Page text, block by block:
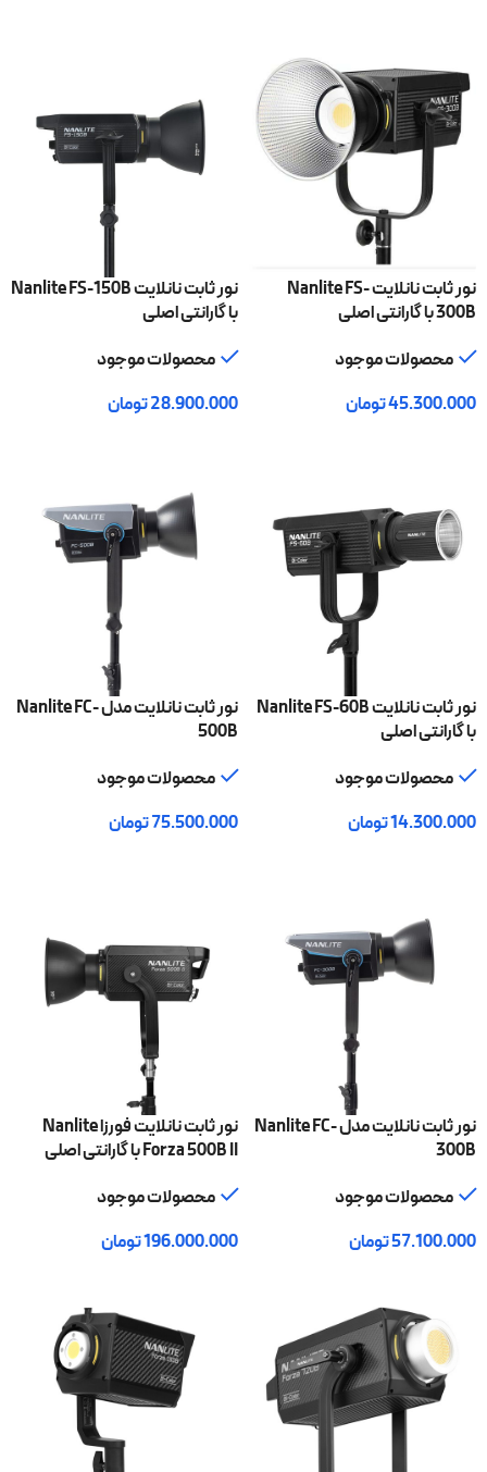
نور ثابت نانلایت Nanlite FS-
300B با گارانتی اصلی
محصولات موجود
45.300.000تومان
نور ثابت نانلایت Nanlite FS-150B
با گارانتی اصلی
محصولات موجود
28.900.000تومان
نور ثابت نانلایت Nanlite FS-60B
با گارانتی اصلی
محصولات موجود
14.300.000تومان
نور ثابت نانلایت مدل Nanlite FC-
500B
محصولات موجود
75.500.000تومان
نور ثابت نانلایت مدل Nanlite FC-
300B
محصولات موجود
57.100.000تومان
نور ثابت نانلایت فورزا Nanlite
Forza 500B II با گارانتی اصلی
محصولات موجود
196.000.000تومان